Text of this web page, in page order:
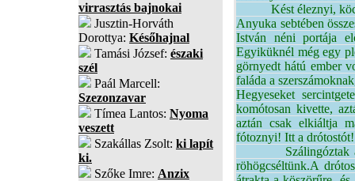
virrasztás bajnokai
Jusztin-Horváth
Dorottya: Későhajnal
Tamási József: északi
szél
Paál Marcell:
Szezonzavar
Tímea Lantos: Nyoma
veszett
Szakállas Zsolt: ki lapít
ki.
Szőke Imre: Anzix
Kést éleznyi,
Anyuka sebtében
István néni portája
Egyiküknél még egy
görnyedt hátú ember
faláda a
Hegyeseket
komótosan kivette,
aztán csak elkiáltja
fótoznyi! Itt a
Szálingóztak az
röhögcséltünk.A